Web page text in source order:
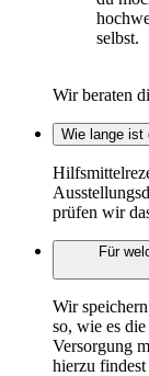
selbst.
Wir beraten
Wie lange ist
prüfen wir
Für
Wir
so, wie es
Versorgung
hierzu